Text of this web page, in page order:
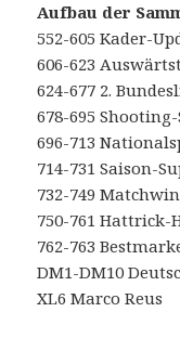
Aufbau der
552-605 Kader-
606-623
624-677 2.
678-695
696-713
714-731 Saison-
732-749
750-761 Hattrick-
762-763
DM1-DM10
XL6 Marco Reus